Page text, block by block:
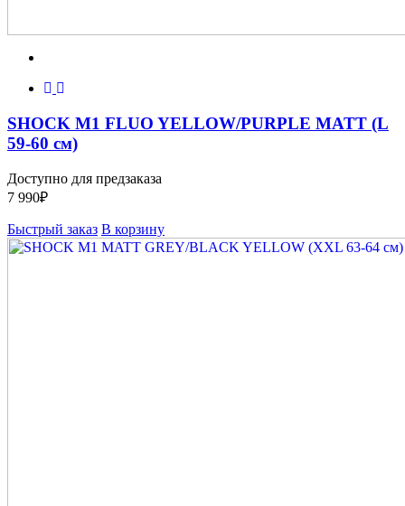
SHOCK M1 FLUO YELLOW/PURPLE MATT (L
59-60 см)
Доступно для предзаказа
7 990₽
Быстрый заказ В корзину